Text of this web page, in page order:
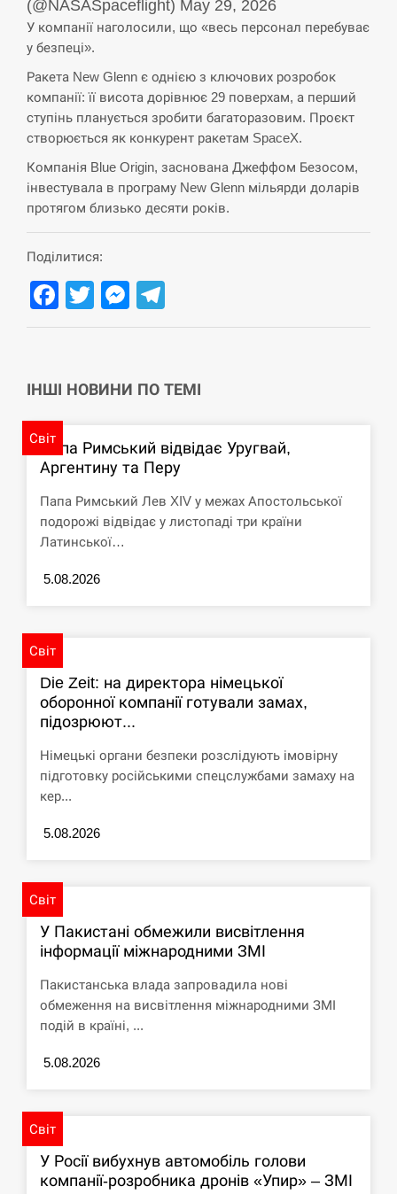
СЕРПЕНЬ
13:53
дронов Украины
СЕРПЕНЬ
13:40
Біля українського літака в аеропорту Лейпцига
виявили дрон, ймовірно, з…
“Они должны быть уничтожены”: в МИДе
ответили, как отреагируют на…
СЕРПЕНЬ
навчання на тлі загрози вторгнення з…
СЕРПЕНЬ
12:53
США обсуждают лицензии на Patriot для
Украины, несмотря на сомнения…
СЕРПЕНЬ
12:40
розблокування Ормузької протоки
12:23
Силы обороны поразили российскую
переправу, склады и другие важные объекты…
СЕРПЕНЬ
12:10
У США зафіксували рекордний спалах
циклоспорозу, захворіли понад 10 тисяч…
СЕРПЕНЬ
почта”: что известно об…
СЕРПЕНЬ
левиці
СЕРПЕНЬ
Россияне ударили “Бардеролями” по Харькову,
(@NASASpaceflight) May 29, 2026
У компанії наголосили, що «весь персонал перебуває
у безпеці».
Ракета New Glenn є однією з ключових розробок
компанії: її висота дорівнює 29 поверхам, а перший
ступінь планується зробити багаторазовим. Проєкт
створюється як конкурент ракетам SpaceX.
Компанія Blue Origin, заснована Джеффом Безосом,
інвестувала в програму New Glenn мільярди доларів
протягом близько десяти років.
Поділитися:
Facebook
TwitterMessenger
ІНШІ НОВИНИ ПО ТЕМІ
Світ
Папа Римський відвідає Уругвай,
Аргентину та Перу
Папа Римський Лев XIV у межах Апостольської
подорожі відвідає у листопаді три країни
Латинської…
5.08.2026
Світ
Die Zeit: на директора німецької
оборонної компанії готували замах,
підозрюют...
Німецькі органи безпеки розслідують імовірну
підготовку російськими спецслужбами замаху на
кер...
5.08.2026
Світ
У Пакистані обмежили висвітлення
інформації міжнародними ЗМІ
Пакистанська влада запровадила нові
обмеження на висвітлення міжнародними ЗМІ
подій в країні, ...
5.08.2026
Світ
У Росії вибухнув автомобіль голови
компанії-розробника дронів «Упир» – ЗМІ